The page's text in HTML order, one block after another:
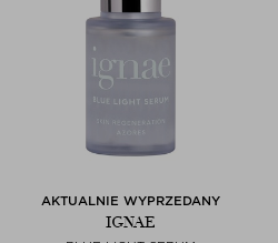
AKTUALNIE WYPRZEDANY
IGNAE